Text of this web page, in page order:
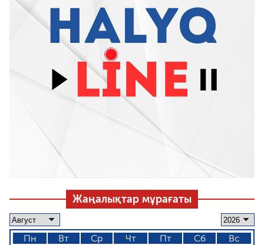
Жаңалықтар мұрағаты
Пн Вт Ср Чт Пт Сб
Вс